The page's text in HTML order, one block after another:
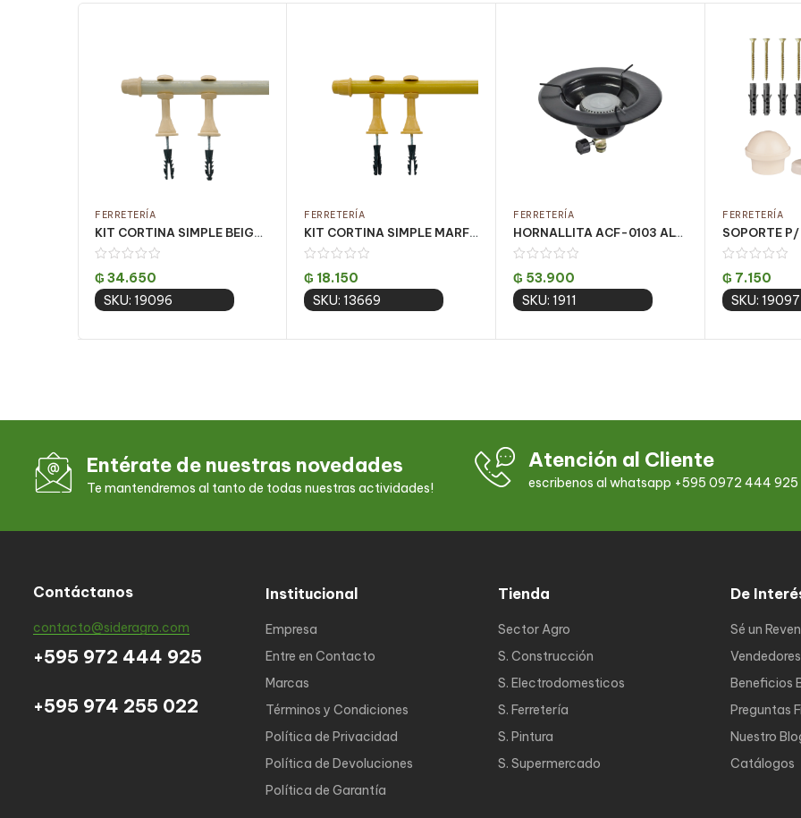
FERRETERÍA
KIT CORTINA SIMPLE BEIGE 3 MT (PQT C/ 5 UN)
₲ 34.650
SKU: 19096
Add to cart
FERRETERÍA
KIT CORTINA SIMPLE MARFIL 1.5 MT (PQT C/ 5 UN)
₲ 18.150
SKU: 13669
Add to cart
FERRETERÍA
HORNALLITA ACF-0103 ALTA PRESION 20CM 1 HORN. CJ C/ 12 UN
₲ 53.900
SKU: 1911
Add to cart
FERRETERÍA
₲ 7.150
SKU: 19097
Entérate de nuestras novedades
Te mantendremos al tanto de todas nuestras actividades!
Atención al Cliente
escribenos al whatsapp +595 0972 444 925
Contáctanos
contacto@sideragro.com
+595 972 444 925
+595 974 255 022
Institucional
Empresa
Entre en Contacto
Marcas
Términos y Condiciones
Política de Privacidad
Política de Devoluciones
Política de Garantía
Tienda
Sector Agro
S. Construcción
S. Electrodomesticos
S. Ferretería
S. Pintura
S. Supermercado
De
Sé un
Vendedores
Beneficios
Preguntas
Nuestro
Catálogos